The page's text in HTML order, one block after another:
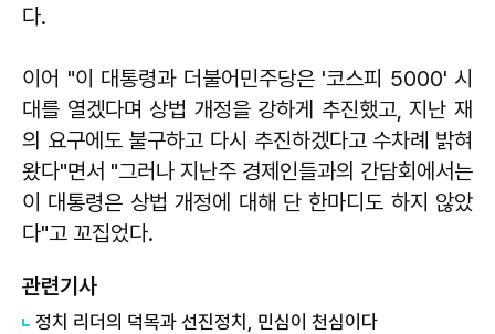
다.
이어 "이 대통령과 더불어민주당은 '코스피 5000' 시
대를 열겠다며 상법 개정을 강하게 추진했고, 지난 재
의 요구에도 불구하고 다시 추진하겠다고 수차례 밝혀
왔다"면서 "그러나 지난주 경제인들과의 간담회에서는
이 대통령은 상법 개정에 대해 단 한마디도 하지 않았
다"고 꼬집었다.
관련기사
정치 리더의 덕목과 선진정치, 민심이 천심이다